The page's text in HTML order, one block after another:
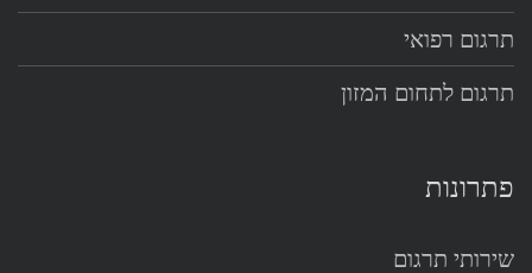
תרגום רפואי
תרגום לתחום המזון
פתרונות
שירותי תרגום